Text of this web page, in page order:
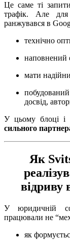
Це саме ті
трафік. Але
ранжувався в
технічно
наповнений
мати
досвід,
У цьому блоці і
сильного
Як
відриву
У юридичній
працювали не
як